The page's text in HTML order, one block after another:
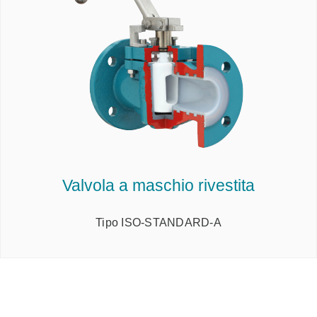
Valvola a maschio rivestita
Tipo ISO-STANDARD-A